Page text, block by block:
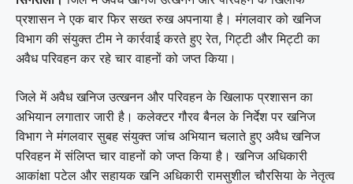
प्रशासन ने एक बार फिर सख्त रुख अपनाया है। मंगलवार को खनिज
विभाग की संयुक्त टीम ने कार्रवाई करते हुए रेत, गिट्टी और मिट्टी का
अवैध परिवहन कर रहे चार वाहनों को जप्त किया।
जिले में अवैध खनिज उत्खनन और परिवहन के खिलाफ प्रशासन का
अभियान लगातार जारी है। कलेक्टर गौरव बैनल के निर्देश पर खनिज
विभाग ने मंगलवार सुबह संयुक्त जांच अभियान चलाते हुए अवैध खनिज
परिवहन में संलिप्त चार वाहनों को जप्त किया है। खनिज अधिकारी
आकांक्षा पटेल और सहायक खनि अधिकारी रामसुशील चौरसिया के नेतृत्व